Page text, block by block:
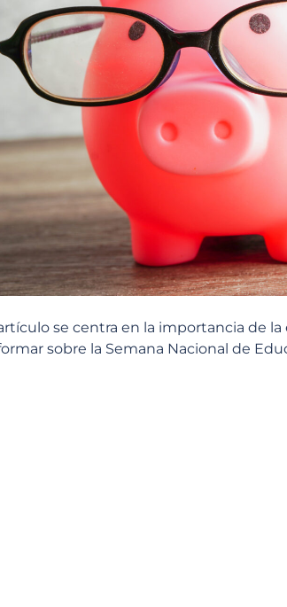
se centra en la importancia de
sobre la Semana Nacional de